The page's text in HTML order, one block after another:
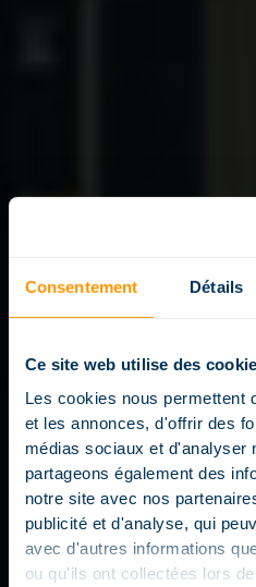
Consentement Détails
Ce site web utilise des
Les cookies nous permettent
et les annonces, d'offrir des
médias sociaux et d'analyser
partageons également des
notre site avec nos
publicité et d'analyse, qui
avec d'autres informations
ou qu'ils ont collectées lors
PRESERVE
AND